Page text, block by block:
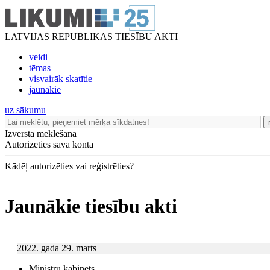
LATVIJAS REPUBLIKAS TIESĪBU AKTI
veidi
tēmas
visvairāk skatītie
jaunākie
uz sākumu
Izvērstā meklēšana
Autorizēties savā kontā
Kādēļ autorizēties vai reģistrēties?
Jaunākie tiesību akti
2022. gada 29. marts